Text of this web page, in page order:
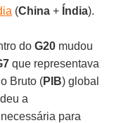
(China + Índia).
doG20 mudou
que representava
Bruto (PIB) global
a
para